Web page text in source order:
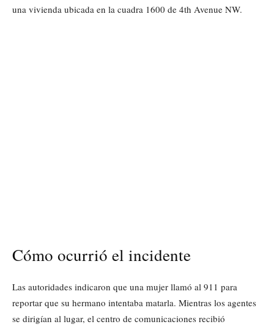
una vivienda ubicada en la cuadra 1600 de 4th Avenue NW.
Cómo ocurrió el incidente
Las autoridades indicaron que una mujer llamó al 911 para
reportar que su hermano intentaba matarla. Mientras los agentes
se dirigían al lugar, el centro de comunicaciones recibió